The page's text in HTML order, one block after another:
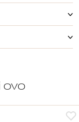
ovo